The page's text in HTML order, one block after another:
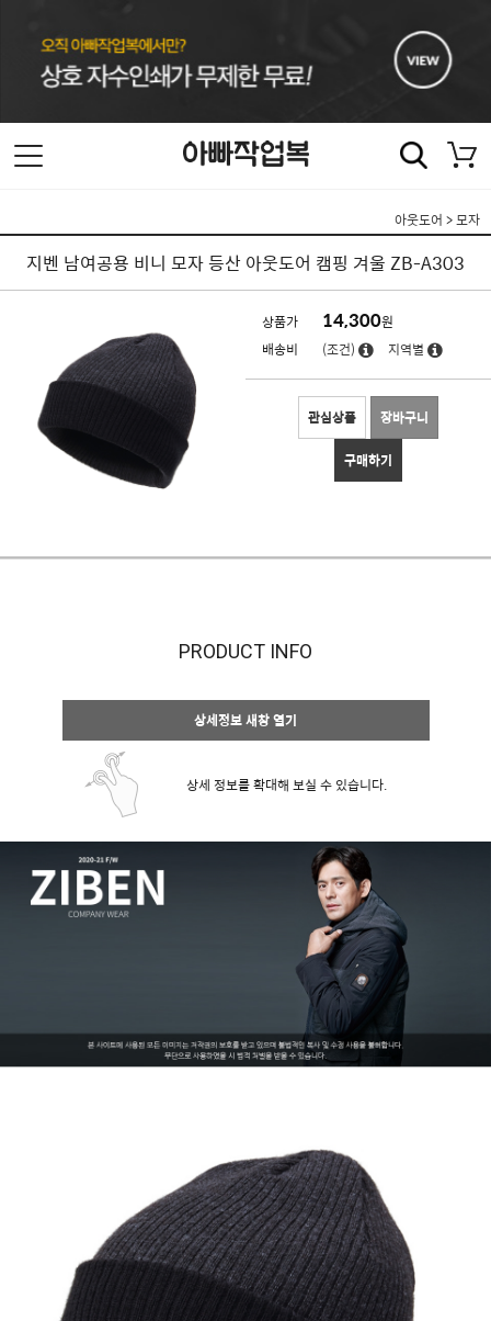
아웃도어 >모자
지벤 남여공용 비니 모자 등산 아웃도어 캠핑 겨울 ZB-A303
상품가 14,300원
배송비
(조건) 지역별
관심상품 장바구니
구매하기
PRODUCT INFO
상세정보 새창 열기
상세 정보를 확대해 보실 수 있습니다.